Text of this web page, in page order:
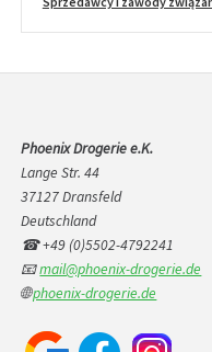
Phoenix Drogerie e.K.
Lange Str. 44
37127 Dransfeld
Deutschland
☎ +49 (0)5502-4792241
📧mail@phoenix-drogerie.de
🌐phoenix-drogerie.de